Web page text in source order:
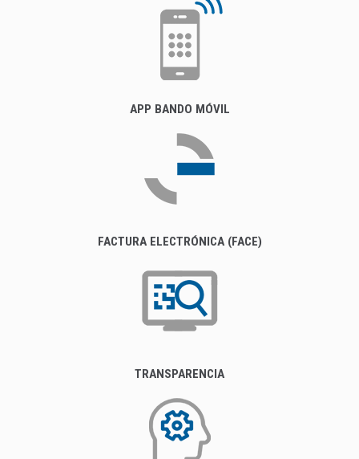
APP BANDO MÓVIL
FACTURA ELECTRÓNICA (FACE)
TRANSPARENCIA